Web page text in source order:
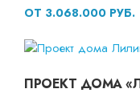
ОТ 3.068.000 РУБ.
ПРОЕКТ ДОМА